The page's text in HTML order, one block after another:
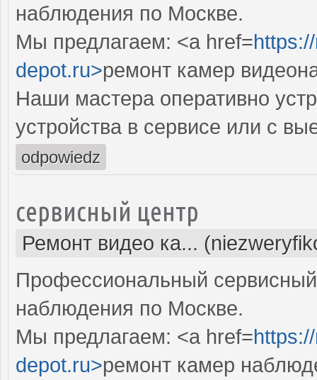
наблюдения по Москве.
Мы предлагаем: <a href=
depot.ru>ремонт камер
Наши мастера оперативно
устройства в сервисе или с
odpowiedz
сервисный центр
Ремонт видео ка...
Профессиональный
наблюдения по Москве.
Мы предлагаем: <a href=
depot.ru>ремонт камер